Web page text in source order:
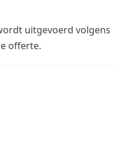
uitgevoerd volgens
offerte.